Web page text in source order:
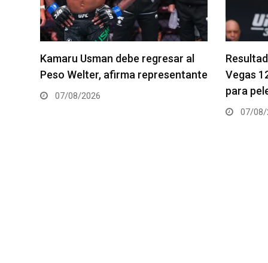
Resultados de los pesajes del UFC
Vegas 120: Gamrot hace peso
para pelea con Salkilld
Quillan
pelea
06/08/